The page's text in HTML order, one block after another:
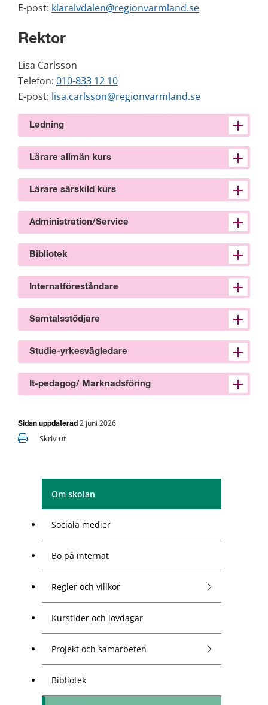
Om skolan
Sociala medier
Bo på internat
Regler och villkor
Kurstider och lovdagar
Projekt och samarbeten
Bibliotek
E-post: klaralvdalen@regionvarmland.se
Rektor
Lisa Carlsson
Telefon: 010-833 12 10
E-post: lisa.carlsson@regionvarmland.se
Ledning
Lärare allmän kurs
Lärare särskild kurs
Administration/Service
Bibliotek
Internatföreståndare
Samtalsstödjare
Studie-yrkesvägledare
It-pedagog/ Marknadsföring
Sidan uppdaterad 2 juni 2026
Skriv ut